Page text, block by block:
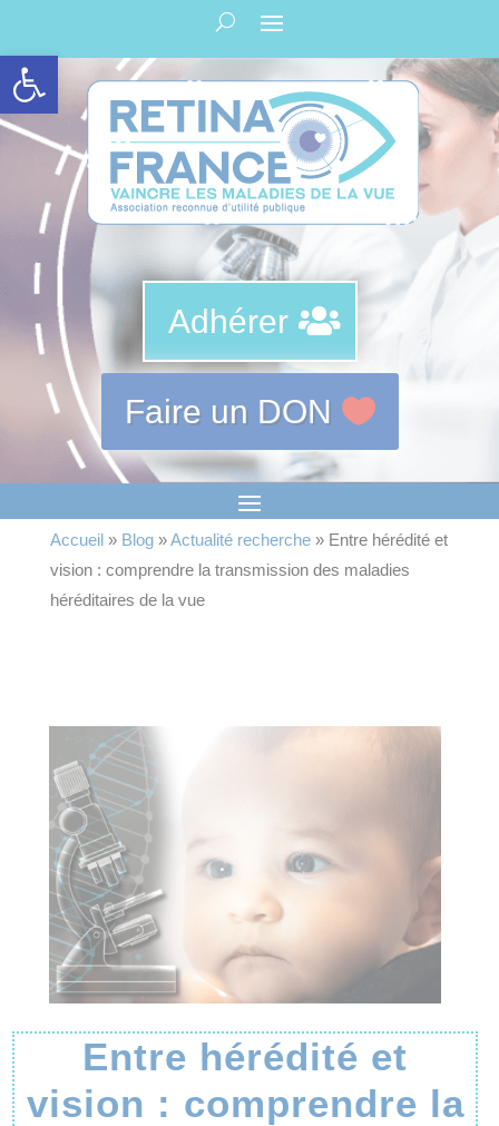
Panneau de gestion des cookies
Ouvrir la barre d’outils
Adhérer
Faire un DON
Accueil» Blog»Actualité recherche» Entre hérédité et
vision : comprendre la transmission des maladies
héréditaires de la vue
Entre hérédité et
vision : comprendre la